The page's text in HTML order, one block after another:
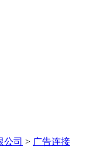
公司 > 广告连接